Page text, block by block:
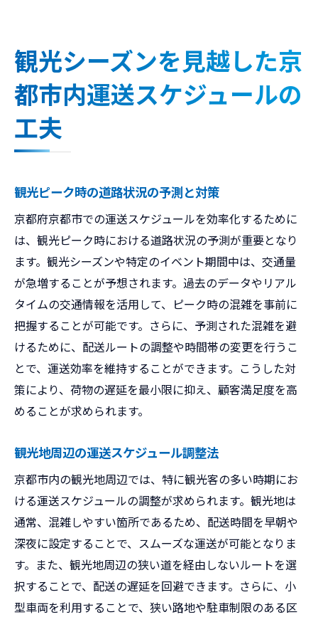
観光シーズンを見越した京
都市内運送スケジュールの
工夫
観光ピーク時の道路状況の予測と対策
京都府京都市での運送スケジュールを効率化するために
は、観光ピーク時における道路状況の予測が重要となり
ます。観光シーズンや特定のイベント期間中は、交通量
が急増することが予想されます。過去のデータやリアル
タイムの交通情報を活用して、ピーク時の混雑を事前に
把握することが可能です。さらに、予測された混雑を避
けるために、配送ルートの調整や時間帯の変更を行うこ
とで、運送効率を維持することができます。こうした対
策により、荷物の遅延を最小限に抑え、顧客満足度を高
めることが求められます。
観光地周辺の運送スケジュール調整法
京都市内の観光地周辺では、特に観光客の多い時期にお
ける運送スケジュールの調整が求められます。観光地は
通常、混雑しやすい箇所であるため、配送時間を早朝や
深夜に設定することで、スムーズな運送が可能となりま
す。また、観光地周辺の狭い道を経由しないルートを選
択することで、配送の遅延を回避できます。さらに、小
型車両を利用することで、狭い路地や駐車制限のある区